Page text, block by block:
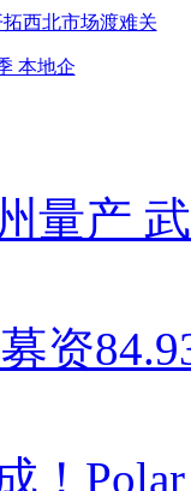
本地企
量产
资
！